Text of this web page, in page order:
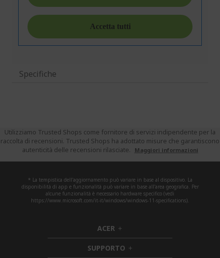
Specifiche
Utilizziamo Trusted Shops come fornitore di servizi indipendente per la
raccolta di recensioni. Trusted Shops ha adottato misure che garantiscono
autenticità delle recensioni rilasciate.
Maggiori informazioni
* La tempistica dell'aggiornamento può variare in base al dispositivo. La
disponibilità di app e funzionalità può variare in base all'area geografica. Per
alcune funzionalità è necessario hardware specifico (vedi
https://www.microsoft.com/it-it/windows/windows-11-specifications).
ACER h
i
d
SUPPORTO h